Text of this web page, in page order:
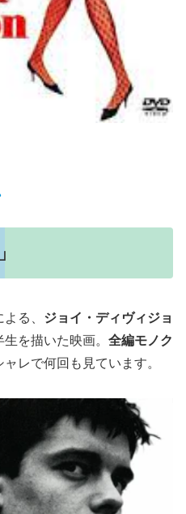
よる、 ジョイ・ディヴィジョ
生を描いた映画。 全編モノク
レで何回も見ています。